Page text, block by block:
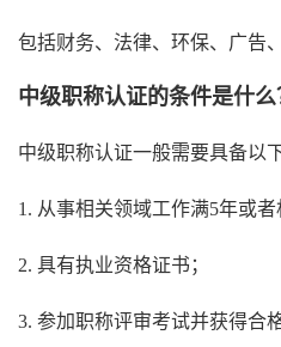
包括财务、法律、环保、广告
中级职称认证的条件是什么
中级职称认证一般需要具备以
1. 从事相关领域工作满5年或者
2. 具有执业资格证书；
3. 参加职称评审考试并获得合